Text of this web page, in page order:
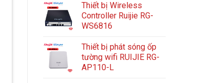
Thiết bị Wireless
Controller Ruijie RG-
WS6816
Thiết bị phát sóng ốp
tường wifi RUIJIE RG-
AP110-L